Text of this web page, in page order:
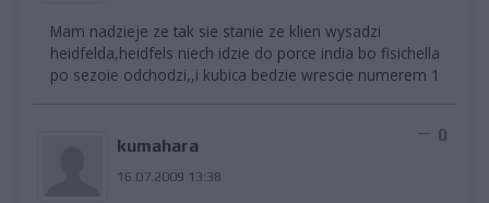
Mam nadzieje ze tak sie stanie ze klien wysadzi
heidfelda,heidfels niech idzie do porce india bo fisichella
po sezoie odchodzi,,i kubica bedzie wrescie numerem 1
kumahara
16.07.2009 13:38
0